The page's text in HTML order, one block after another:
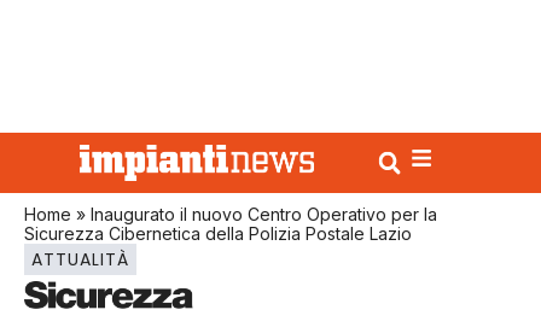
Home » Inaugurato il nuovo Centro Operativo per la
Sicurezza Cibernetica della Polizia Postale Lazio
ATTUALITÀ